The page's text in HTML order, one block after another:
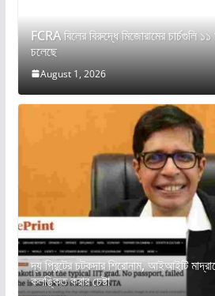
FCRA বিলের বিরুদ্ধে মিজোরামের চার্চগুলি
চলেছে
August 1, 2026
দ্য প্রিন্টের চটকদার শিরোনাম, আইআইটি
কলঙ্কিত করার চেষ্টা